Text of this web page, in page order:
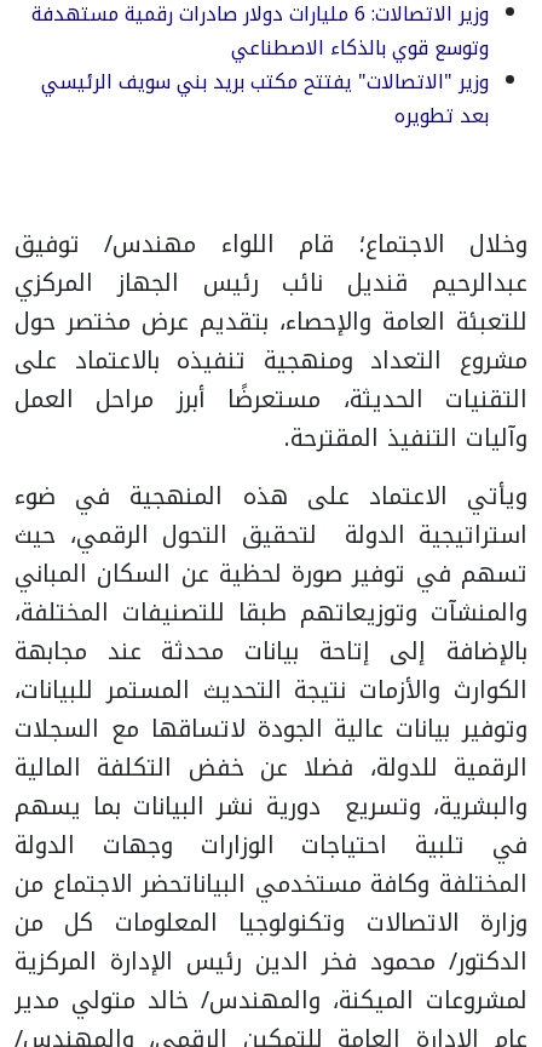
وزير الاتصالات: 6 مليارات دولار صادرات رقمية مستهدفة
وتوسع قوي بالذكاء الاصطناعي
وزير "الاتصالات" يفتتح مكتب بريد بني سويف الرئيسي
بعد تطويره
وخلال الاجتماع؛ قام اللواء مهندس/ توفيق
عبدالرحيم قنديل نائب رئيس الجهاز المركزي
للتعبئة العامة والإحصاء، بتقديم عرض مختصر حول
مشروع التعداد ومنهجية تنفيذه بالاعتماد على
التقنيات الحديثة، مستعرضًا أبرز مراحل العمل
وآليات التنفيذ المقترحة.
ويأتي الاعتماد على هذه المنهجية في ضوء
استراتيجية الدولة لتحقيق التحول الرقمي، حيث
تسهم في توفير صورة لحظية عن السكان المباني
والمنشآت وتوزيعاتهم طبقا للتصنيفات المختلفة،
بالإضافة إلى إتاحة بيانات محدثة عند مجابهة
الكوارث والأزمات نتيجة التحديث المستمر للبيانات،
وتوفير بيانات عالية الجودة لاتساقها مع السجلات
الرقمية للدولة، فضلا عن خفض التكلفة المالية
والبشرية، وتسريع دورية نشر البيانات بما يسهم
في تلبية احتياجات الوزارات وجهات الدولة
المختلفة وكافة مستخدمي البياناتحضر الاجتماع من
وزارة الاتصالات وتكنولوجيا المعلومات كل من
الدكتور/ محمود فخر الدين رئيس الإدارة المركزية
لمشروعات الميكنة، والمهندس/ خالد متولي مدير